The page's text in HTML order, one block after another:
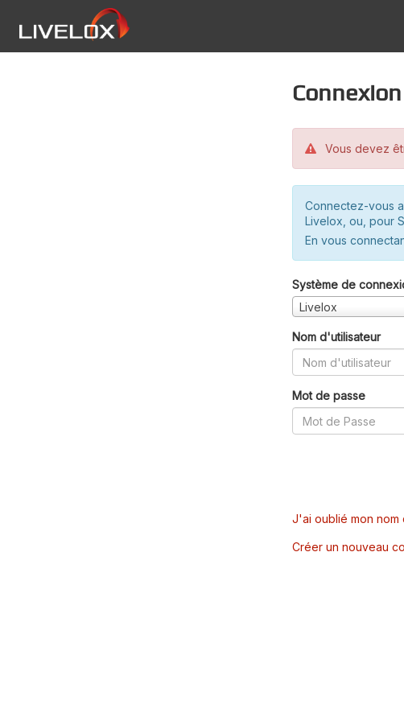
Connexion
Vous devez
Connectez-vous
Livelox, ou, pour
En vous
Système de
Livelox
Nom d'utilisateur
Mot de passe
J'ai oublié mon nom
Créer un nouveau